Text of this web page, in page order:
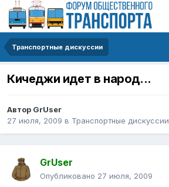
Транспортные дискуссии
Кичеджи идет в народ...
Автор GrUser
27 июля, 2009 в Транспортные дискуссии
GrUser
Опубликовано 27 июля, 2009